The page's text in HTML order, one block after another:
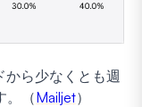
ら少なくとも週
。（Mailjet）